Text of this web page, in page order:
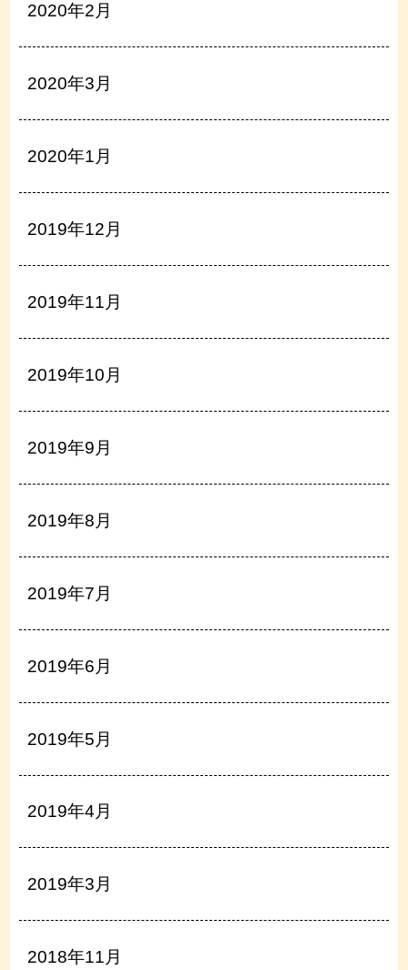
2020年2月
2020年3月
2020年1月
2019年12月
2019年11月
2019年10月
2019年9月
2019年8月
2019年7月
2019年6月
2019年5月
2019年4月
2019年3月
2018年11月